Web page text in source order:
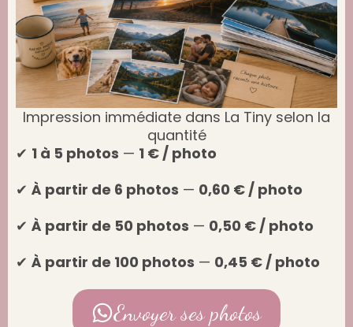
Impression immédiate dans La Tiny selon la
quantité​
✔ 1 à 5 photos — 1 € / photo
✔ À partir de 6 photos — 0,60 € / photo
✔ À partir de 50 photos — 0,50 € / photo
✔ À partir de 100 photos — 0,45 € / photo
Envoyer ses photos